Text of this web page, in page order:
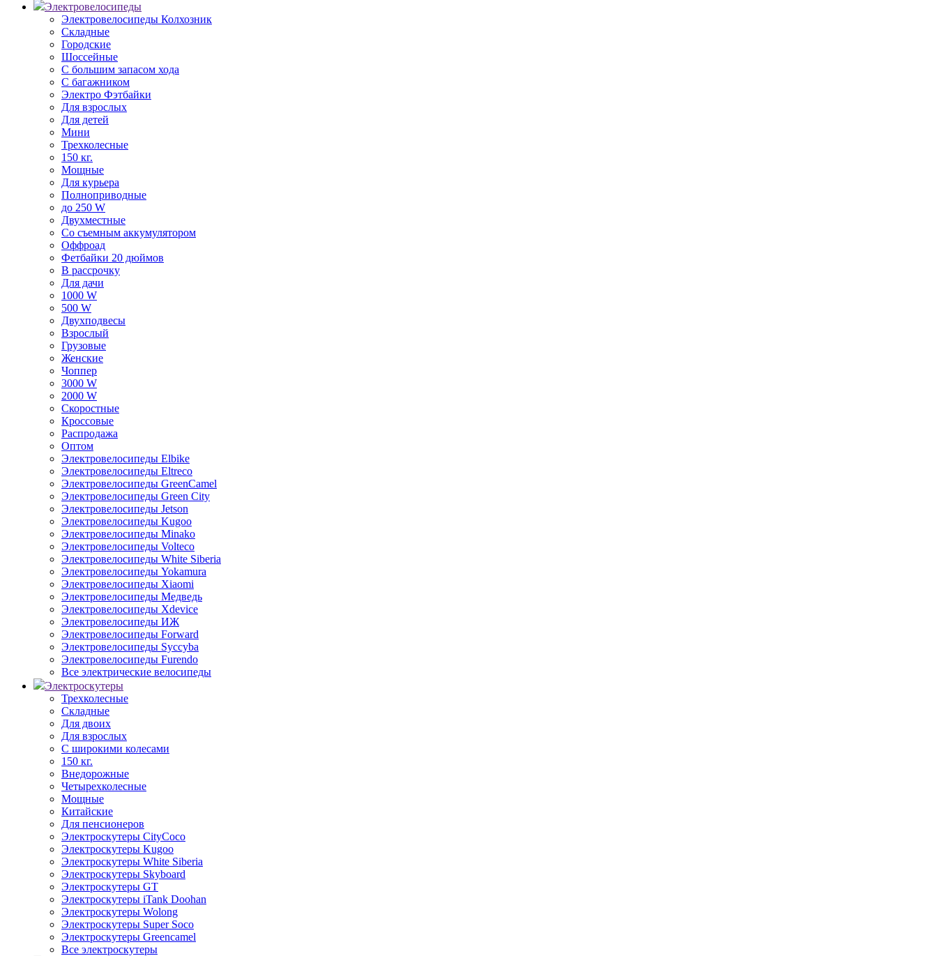
Электровелосипеды
Электровелосипеды Колхозник
Складные
Городские
Шоссейные
С большим запасом хода
С багажником
Электро Фэтбайки
Для взрослых
Для детей
Мини
Трехколесные
150 кг.
Мощные
Для курьера
Полноприводные
до 250 W
Двухместные
Со съемным аккумулятором
Оффроад
Фетбайки 20 дюймов
В рассрочку
Для дачи
1000 W
500 W
Двухподвесы
Взрослый
Грузовые
Женские
Чоппер
3000 W
2000 W
Скоростные
Кроссовые
Распродажа
Оптом
Электровелосипеды Elbike
Электровелосипеды Eltreco
Электровелосипеды GreenCamel
Электровелосипеды Green City
Электровелосипеды Jetson
Электровелосипеды Kugoo
Электровелосипеды Minako
Электровелосипеды Volteco
Электровелосипеды White Siberia
Электровелосипеды Yokamura
Электровелосипеды Xiaomi
Электровелосипеды Медведь
Электровелосипеды Xdevice
Электровелосипеды ИЖ
Электровелосипеды Forward
Электровелосипеды Syccyba
Электровелосипеды Furendo
Все электрические велосипеды
Электроскутеры
Трехколесные
Складные
Для двоих
Для взрослых
С широкими колесами
150 кг.
Внедорожные
Четырехколесные
Мощные
Китайские
Для пенсионеров
Электроскутеры CityCoco
Электроскутеры Kugoo
Электроскутеры White Siberia
Электроскутеры Skyboard
Электроскутеры GT
Электроскутеры iTank Doohan
Электроскутеры Wolong
Электроскутеры Super Soco
Электроскутеры Greencamel
Все электроскутеры